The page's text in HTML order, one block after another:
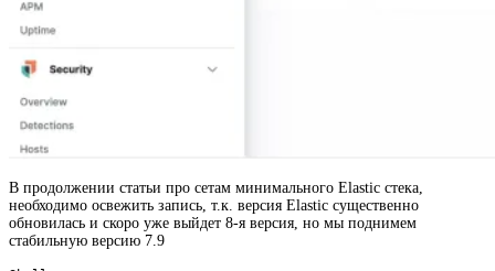
В продолжении статьи про сетам минимального Elastic стека,
необходимо освежить запись, т.к. версия Elastic существенно
обновилась и скоро уже выйдет 8-я версия, но мы поднимем
стабильную версию 7.9